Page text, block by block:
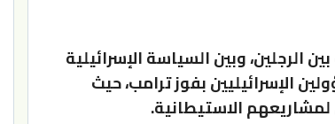
الرجلين، وبين السياسة الإسرائيلية
الإسرائيليين بفوز ترامب، حيث
الاستيطانية.